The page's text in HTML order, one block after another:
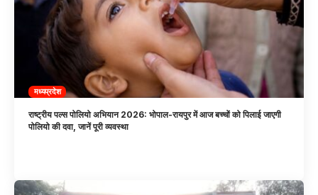
मध्यप्रदेश
राष्ट्रीय पल्स पोलियो अभियान 2026: भोपाल-रायपुर में आज बच्चों को पिलाई जाएगी
पोलियो की दवा, जानें पूरी व्यवस्था